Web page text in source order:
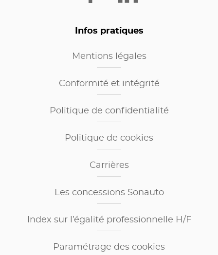
Infos pratiques
Mentions légales
Conformité et intégrité
Politique de confidentialité
Politique de cookies
Carrières
Les concessions Sonauto
Index sur l’égalité professionnelle H/F
Paramétrage des cookies